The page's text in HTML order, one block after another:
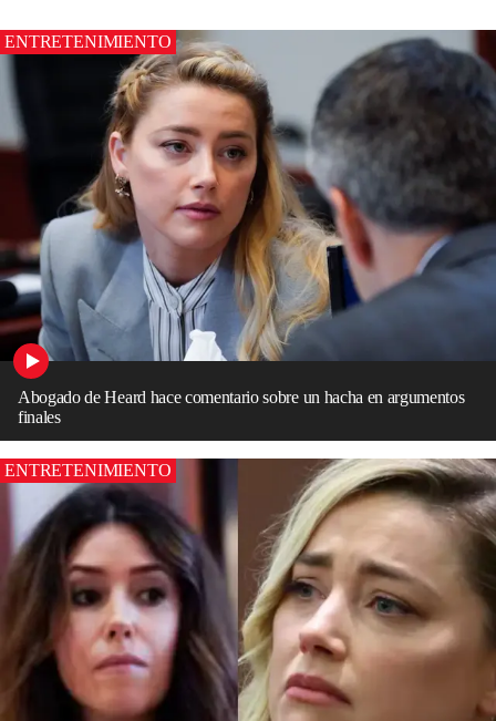
ENTRETENIMIENTO
Abogado de Heard hace comentario sobre un hacha en argumentos
finales
ENTRETENIMIENTO